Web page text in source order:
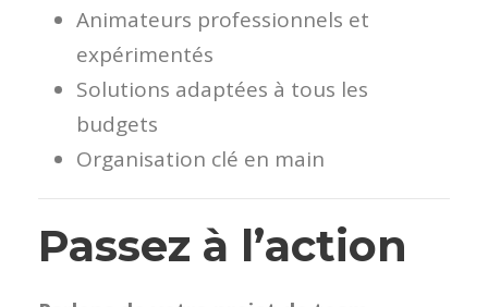
Animateurs professionnels et
expérimentés
Solutions adaptées à tous les
budgets
Organisation clé en main
Passez à l’action